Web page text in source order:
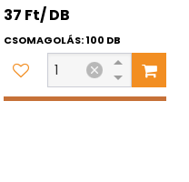
37 Ft/ DB
CSOMAGOLÁS: 100 DB